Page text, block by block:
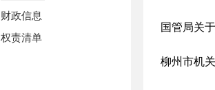
财政信息
权责清单